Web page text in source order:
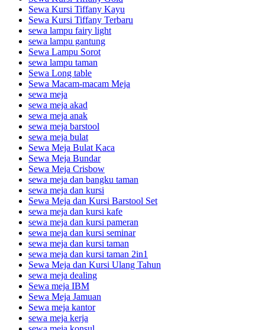
Sewa Kursi Tiffany Kayu
Sewa Kursi Tiffany Terbaru
sewa lampu fairy light
sewa lampu gantung
Sewa Lampu Sorot
sewa lampu taman
Sewa Long table
Sewa Macam-macam Meja
sewa meja
sewa meja akad
sewa meja anak
sewa meja barstool
sewa meja bulat
Sewa Meja Bulat Kaca
Sewa Meja Bundar
Sewa Meja Crisbow
sewa meja dan bangku taman
sewa meja dan kursi
Sewa Meja dan Kursi Barstool Set
sewa meja dan kursi kafe
sewa meja dan kursi pameran
sewa meja dan kursi seminar
sewa meja dan kursi taman
sewa meja dan kursi taman 2in1
Sewa Meja dan Kursi Ulang Tahun
sewa meja dealing
Sewa meja IBM
Sewa Meja Jamuan
Sewa meja kantor
sewa meja kerja